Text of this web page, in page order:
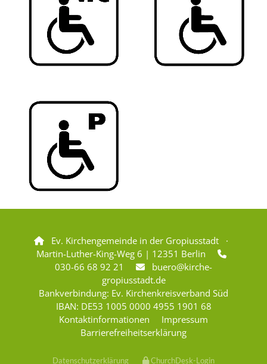

Ev. Kirchengemeinde in der Gropiusstadt ·
Martin-Luther-King-Weg 6 | 12351 Berlin

030-66 68 92 21 
buero@kirche-
gropiusstadt.de
Bankverbindung: Ev. Kirchenkreisverband Süd
IBAN: DE53 1005 0000 4955 1901 68
Kontaktinformationen
Impressum
Barrierefreiheitserklärung
Datenschutzerklärung ChurchDesk-Login